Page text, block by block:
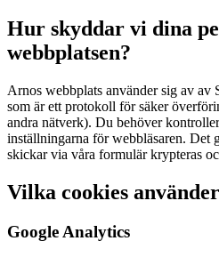
Hur skyddar vi dina
webbplatsen?
Arnos webbplats använder sig av av
som är ett protokoll för säker
andra nätverk). Du behöver
inställningarna för webbläsaren. Det
skickar via våra formulär krypteras
Vilka cookies
Google Analytics